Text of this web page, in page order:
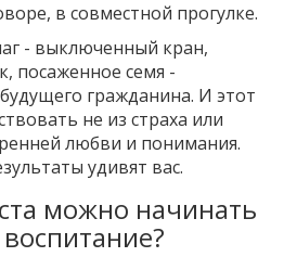
в совместной прогулке.
- выключенный кран,
посаженное семя -
гражданина. И этот
не из страха или
любви и понимания.
удивят вас.
можно начинать